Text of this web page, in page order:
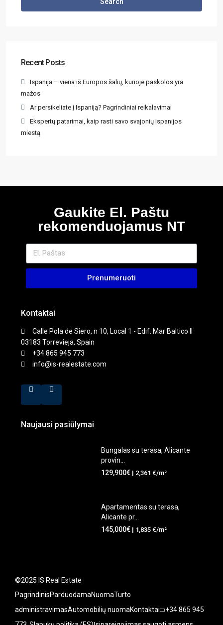
Recent Posts
Ispanija – viena iš Europos šalių, kurioje paskolos yra
mažos
Ar persikeliate į Ispaniją? Pagrindiniai reikalavimai
Ekspertų patarimai, kaip rasti savo svajonių Ispanijos
miestą
Gaukite El. Paštu
rekomenduojamus NT
Prenumeruoti
Kontaktai
Calle Pola de Siero, n 10, Local 1 - Edif. Mar Baltico II
03183 Torrevieja, Spain
+34 865 945 773
info@is-realestate.com
Naujausi pasiūlymai
Bungalas su terasa, Alicante
provin...
129,900€ | 2,361 €/m²
Apartamentas su terasa,
Alicante pr...
145,000€ | 1,835 €/m²
©2025 IS Real Estate
PagrindinisParduodamaNuomaTurto
administravimasAutomobilių nuomaKontaktai +34 865 945